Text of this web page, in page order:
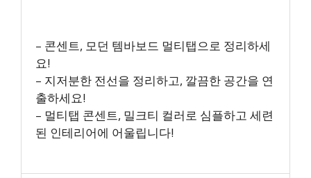
– 콘센트, 모던 템바보드 멀티탭으로 정리하세
요!
– 지저분한 전선을 정리하고, 깔끔한 공간을 연
출하세요!
– 멀티탭 콘센트, 밀크티 컬러로 심플하고 세련
된 인테리어에 어울립니다!